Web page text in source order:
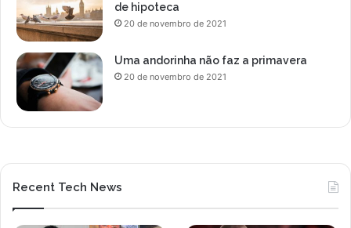
de hipoteca
20 de novembro de 2021
Uma andorinha não faz a primavera
20 de novembro de 2021
Recent Tech News